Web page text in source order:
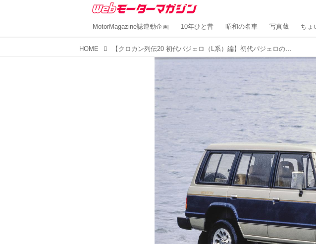
MotorMagazine誌連動企画 10年ひと昔 昭和の名車 写真蔵 ちょ
HOME 【クロカン列伝20 初代パジェロ（L系）編】初代パジェロのベースモデルはピックアップトラックだった